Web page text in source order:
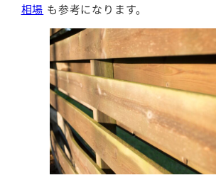
相場 も参考になります。